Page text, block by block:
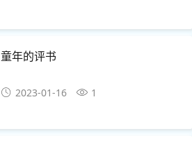
童年的评书
2023-01-16 1